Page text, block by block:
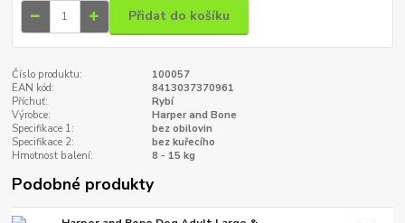
Přidat do košíku
Číslo produktu:
100057
EAN kód:
8413037370961
Příchuť:
Rybí
Výrobce:
Harper and Bone
Specifikace 1:
bez obilovin
Specifikace 2:
bez kuřecího
Hmotnost balení:
8 - 15 kg
Podobné produkty